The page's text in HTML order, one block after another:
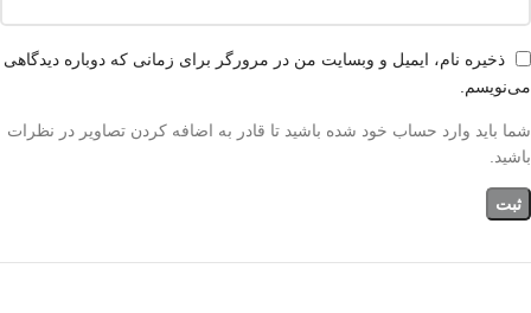
ذخیره نام، ایمیل و وبسایت من در مرورگر برای زمانی که دوباره دیدگاهی
می‌نویسم.
شما باید وارد حساب خود شده باشید تا قادر به اضافه کردن تصاویر در نظرات
باشید.